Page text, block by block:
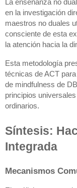
La enseñanza no
en la investigación
maestros no duales
consciente de esta
la atención hacia la
Esta metodología
técnicas de ACT
de mindfulness de
principios
ordinarios.
Síntesis:
Integrada
Mecanismos